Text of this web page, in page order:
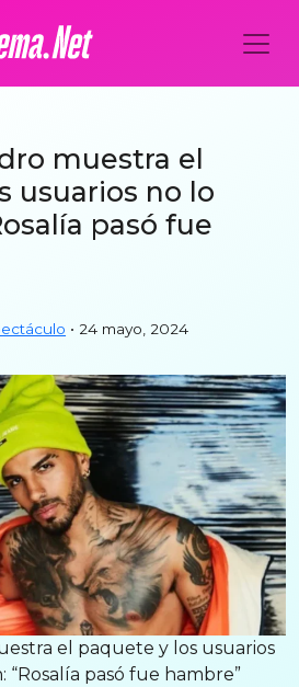
muestra el
usuarios no lo
pasó fue
• 24 mayo, 2024
el paquete y los usuarios
“Rosalía pasó fue hambre”